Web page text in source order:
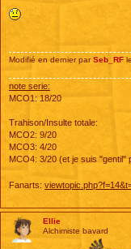
s
s
e
Modifié en dernier parSeb_RF
note serie:
MCO1: 18/20
Trahison/Insulte totale:
MCO2: 9/20
MCO3: 4/20
MCO4: 3/20 (et je suis "gentil"
Fanarts:
Ellie
Alchimiste bavard